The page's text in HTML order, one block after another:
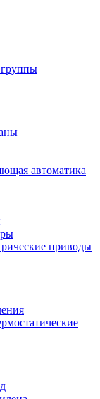
группы
автоматика
приводы